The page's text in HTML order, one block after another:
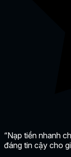
“Nạp tiền nhanh
đáng tin cậy cho